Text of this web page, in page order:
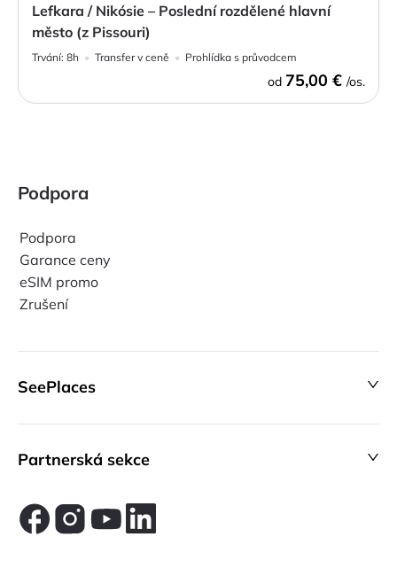
Lefkara / Nikósie – Poslední rozdělené hlavní
město (z Pissouri)
Trvání: 8h Transfer v ceně Prohlídka s průvodcem
od 75,00 € /os.
Podpora
Podpora
Garance ceny
eSIM promo
Zrušení
SeePlaces
Partnerská sekce